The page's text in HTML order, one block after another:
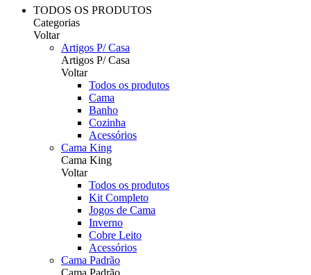
TODOS OS PRODUTOS
Categorias
Voltar
Artigos P/ Casa
Artigos P/ Casa
Voltar
Todos os produtos
Cama
Banho
Cozinha
Acessórios
Cama King
Cama King
Voltar
Todos os produtos
Kit Completo
Jogos de Cama
Inverno
Cobre Leito
Acessórios
Cama Padrão
Cama Padrão